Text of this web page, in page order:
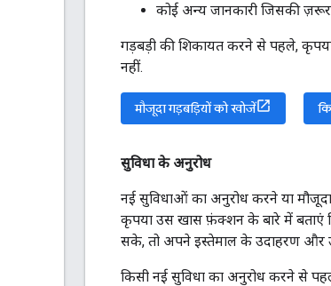
कोई अन्य जानकारी जिसकी
गड़बड़ी की शिकायत करने से पहले,
नहीं.
मौजूदा गड़बड़ियों को खोजें
सुविधा के अनुरोध
नई सुविधाओं का अनुरोध करने या
कृपया उस खास फ़ंक्शन के बारे में बताएं
सके, तो अपने इस्तेमाल के उदाहरण और
किसी नई सुविधा का अनुरोध करने से